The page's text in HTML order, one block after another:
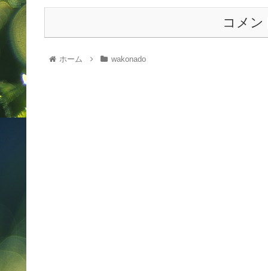
コメン
ホーム wakonado